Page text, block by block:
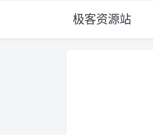
极客资源站